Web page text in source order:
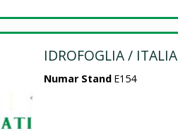
IDROFOGLIA / ITALIA
Numar Stand E154